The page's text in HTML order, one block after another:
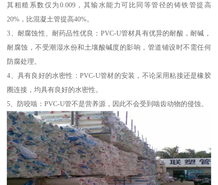
其粗糙系数仅为0.009，其输水能力可比同等管径的铸铁管提高
20%，比混凝土管提高40%。
3、耐腐蚀性、耐药品性优良：PVC-U管材具有优异的耐酸，耐碱，
耐腐蚀，不受潮湿水份和土壤酸碱度的影响，管道铺设时不需任何
防腐处理。
4、具有良好的水密性：PVC-U管材的安装，不论采用粘接还是橡胶
圈连接，均具有良好的水密性。
5、防咬啮：PVC-U管不是营养源，因此不会受到啮齿动物的侵蚀。